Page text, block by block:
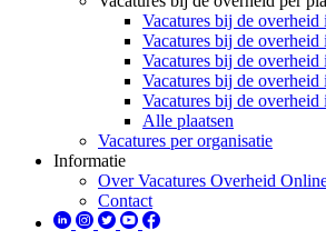
Vacatures bij de
Vacatures bij de
Vacatures bij de
Vacatures bij de overheid
Vacatures bij de overheid
Alle plaatsen
Vacatures per organisatie
Informatie
Over Vacatures Overheid
Contact